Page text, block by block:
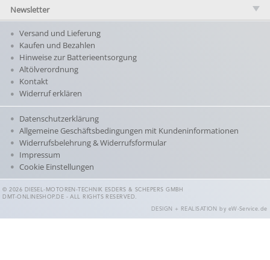
Newsletter
Versand und Lieferung
Kaufen und Bezahlen
Hinweise zur Batterieentsorgung
Altölverordnung
Kontakt
Widerruf erklären
Datenschutzerklärung
Allgemeine Geschäftsbedingungen mit Kundeninformationen
Widerrufsbelehrung & Widerrufsformular
Impressum
Cookie Einstellungen
© 2026 DIESEL-MOTOREN-TECHNIK ESDERS & SCHEPERS GMBH
DMT-ONLINESHOP.DE - ALL RIGHTS RESERVED.
DESIGN + REALISATION by eW-Service.de